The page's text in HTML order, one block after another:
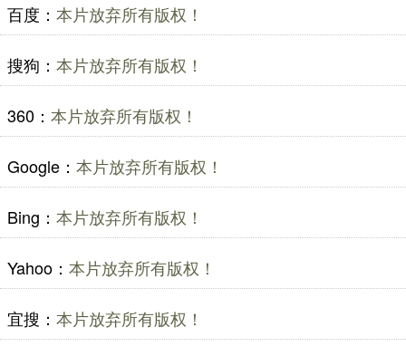
百度： 本片放弃所有版权！
搜狗： 本片放弃所有版权！
360： 本片放弃所有版权！
Google： 本片放弃所有版权！
Bing： 本片放弃所有版权！
Yahoo： 本片放弃所有版权！
宜搜： 本片放弃所有版权！